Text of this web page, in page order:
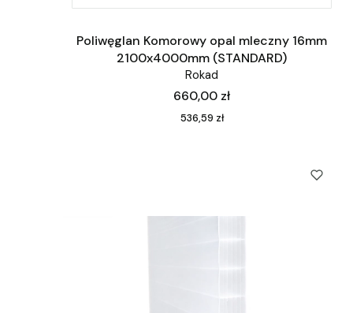
Poliwęglan Komorowy opal mleczny 16mm
2100x4000mm (STANDARD)
Rokad
Cena
660,00 zł
Cena
536,59 zł